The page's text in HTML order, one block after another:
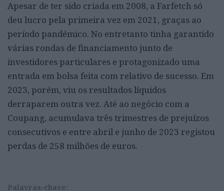
Apesar de ter sido criada em 2008, a Farfetch só
deu lucro pela primeira vez em 2021, graças ao
período pandémico. No entretanto tinha garantido
várias rondas de financiamento junto de
investidores particulares e protagonizado uma
entrada em bolsa feita com relativo de sucesso. Em
2023, porém, viu os resultados líquidos
derraparem outra vez. Até ao negócio com a
Coupang, acumulava três trimestres de prejuízos
consecutivos e entre abril e junho de 2023 registou
perdas de 258 milhões de euros.
Palavras-chave: